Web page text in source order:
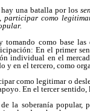
una batalla por los
participar como
tomando como base
En el primer
individual en el
y en el tercero, como
como legitimar o
En el tercer
la soberanía popular,